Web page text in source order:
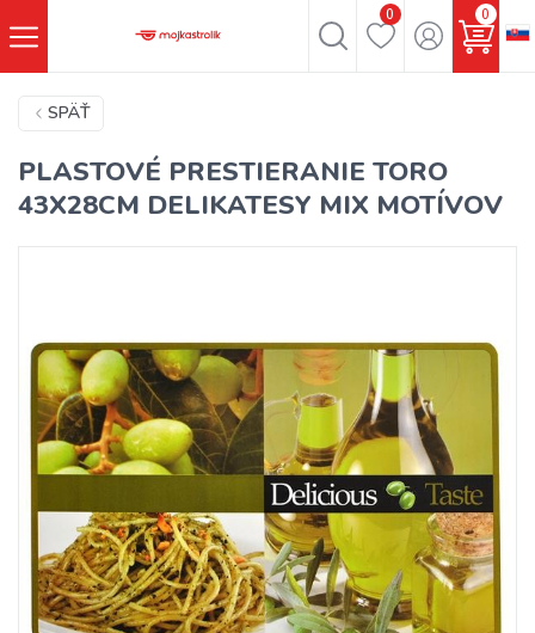
0 0
SPÄŤ
PLASTOVÉ PRESTIERANIE TORO
43X28CM DELIKATESY MIX MOTÍVOV